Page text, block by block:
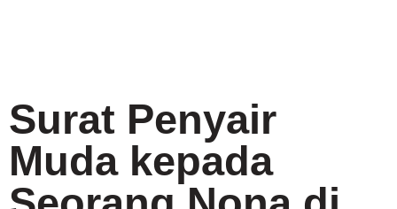
Surat Penyair
Muda kepada